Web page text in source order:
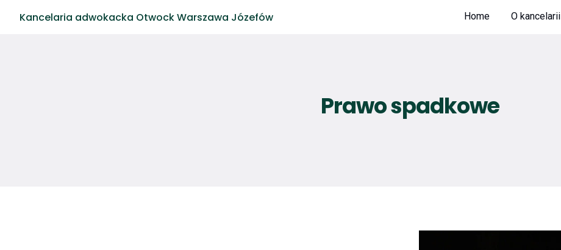
Kancelaria adwokacka Otwock Warszawa Józefów Home O kancelarii
Prawo spadkowe